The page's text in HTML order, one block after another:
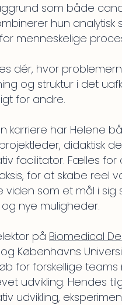
som både
hun
menneskelige
dér, hvor
og struktur i det
for andre.
karriere har Helene
didaktisk
facilitator. Fælles for
for at skabe reel
viden som et mål i
nye muligheder.
på Biomedical
Københavns
for forskellige
udvikling. Hendes
udvikling,